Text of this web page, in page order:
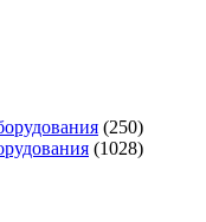
(250)
(1028)